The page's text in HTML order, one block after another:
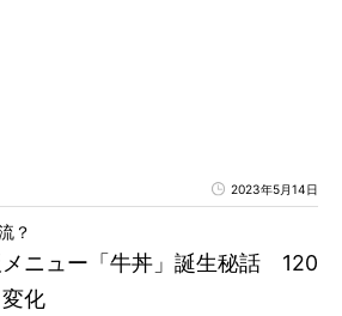
2023年5月14日
メニュー「牛丼」誕生秘話 120
化
？